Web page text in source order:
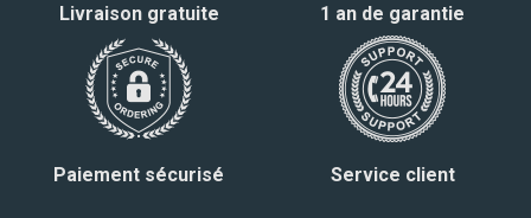
Livraison gratuite 1 an de garantie
Paiement sécurisé Service client